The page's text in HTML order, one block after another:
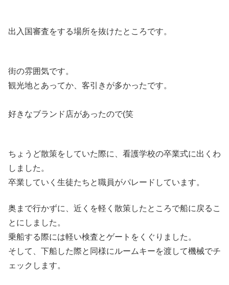
出入国審査をする場所を抜けたところです。
街の雰囲気です。
観光地とあってか、客引きが多かったです。
好きなブランド店があったので(笑
ちょうど散策をしていた際に、看護学校の卒業式に出くわ
しました。
卒業していく生徒たちと職員がパレードしています。
奥まで行かずに、近くを軽く散策したところで船に戻るこ
とにしました。
乗船する際には軽い検査とゲートをくぐりました。
そして、下船した際と同様にルームキーを渡して機械でチ
ェックします。